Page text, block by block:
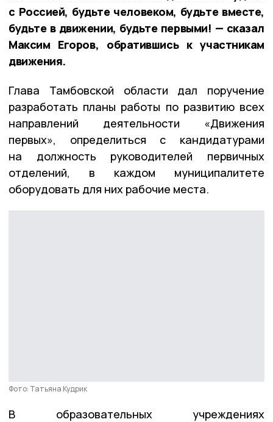
с Россией, будьте человеком, будьте вместе,
будьте в движении, будьте первыми! — сказал
Максим Егоров, обратившись к участникам
движения.
Глава Тамбовской области дал поручение
разработать планы работы по развитию всех
направлений деятельности «Движения
первых», определиться с кандидатурами
на должность руководителей первичных
отделений, в каждом муниципалитете
оборудовать для них рабочие места.
Фото: Татьяна Кудрик
В образовательных учреждениях